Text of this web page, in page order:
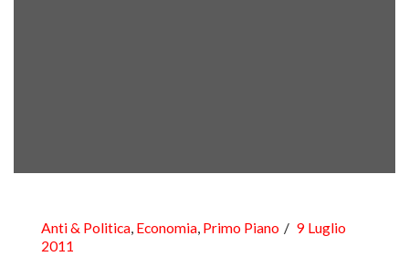
Anti & Politica, Economia, Primo Piano
9 Luglio
2011